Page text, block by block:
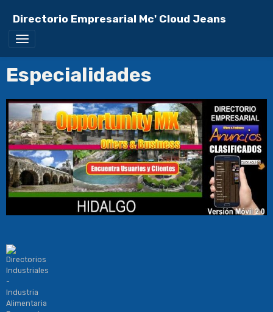
Directorio Empresarial Mc' Cloud Jeans
Especialidades